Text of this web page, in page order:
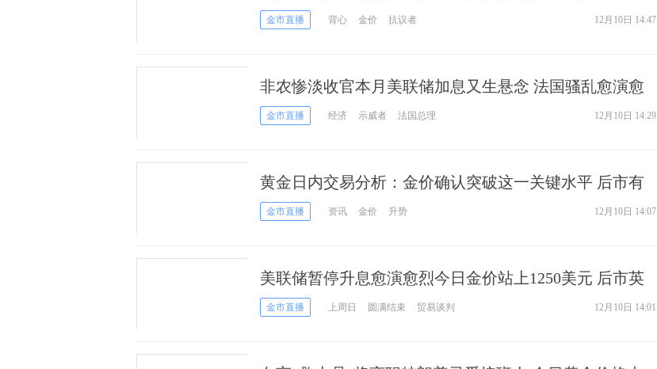
金有望再涨10美元！
金市直播 背心 金价 抗议者 12月10日 14:47
非农惨淡收官本月美联储加息又生悬念 法国骚乱愈演愈
烈或助现货黄金再攀高峰！
金市直播 经济 示威者 法国总理 12月10日 14:29
黄金日内交易分析：金价确认突破这一关键水平 后市有
望再涨逾10美元
金市直播 资讯 金价 升势 12月10日 14:07
美联储暂停升息愈演愈烈今日金价站上1250美元 后市英
国脱欧投票等重磅事件来袭！
金市直播 上周日 圆满结束 贸易谈判 12月10日 14:01